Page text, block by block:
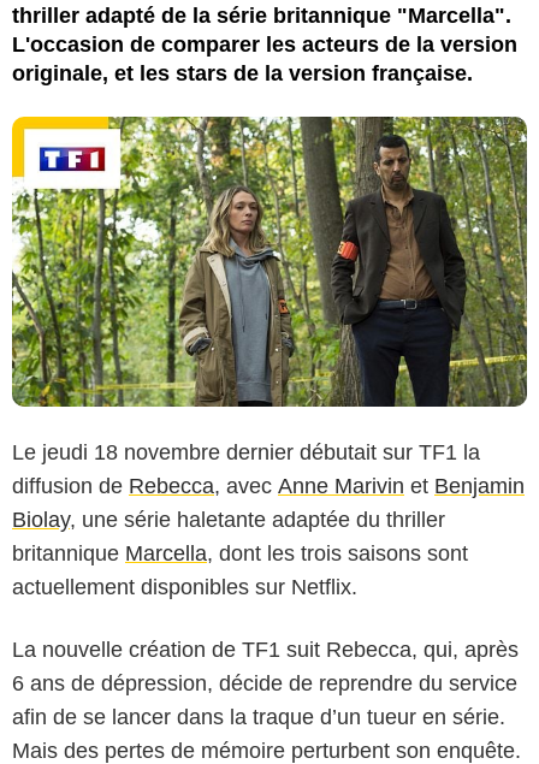
thriller adapté de la série britannique "Marcella".
L'occasion de comparer les acteurs de la version
originale, et les stars de la version française.
Le jeudi 18 novembre dernier débutait sur TF1 la
diffusion de Rebecca, avec Anne Marivin et Benjamin
Biolay, une série haletante adaptée du thriller
britannique Marcella, dont les trois saisons sont
actuellement disponibles sur Netflix.
La nouvelle création de TF1 suit Rebecca, qui, après
6 ans de dépression, décide de reprendre du service
afin de se lancer dans la traque d’un tueur en série.
Mais des pertes de mémoire perturbent son enquête.